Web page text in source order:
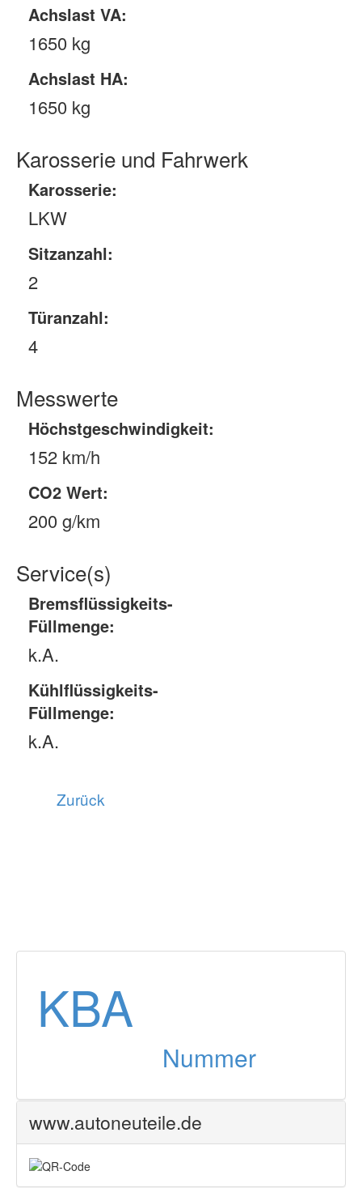
Achslast VA:
1650 kg
Achslast HA:
1650 kg
Karosserie und Fahrwerk
Karosserie:
LKW
Sitzanzahl:
2
Türanzahl:
4
Messwerte
Höchstgeschwindigkeit:
152 km/h
CO2 Wert:
200 g/km
Service(s)
Bremsflüssigkeits-
Füllmenge:
k.A.
Kühlflüssigkeits-
Füllmenge:
k.A.
Zurück
KBA
Nummer
www.autoneuteile.de